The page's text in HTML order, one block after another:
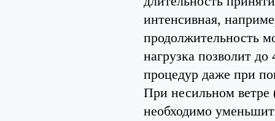
интенсивная,
продолжительность
нагрузка позволит
процедур даже при
При несильном ветре
необходимо